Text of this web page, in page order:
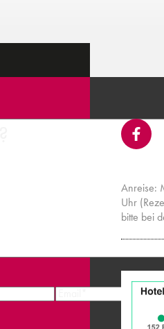
Anreise:
Uhr
bitte bei